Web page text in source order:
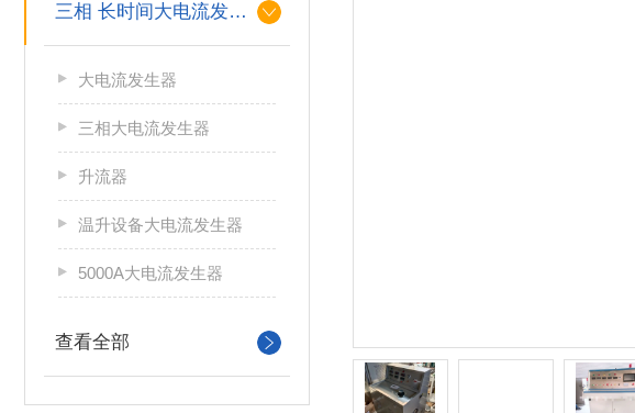
三相 长时间大电流发生器
大电流发生器
三相大电流发生器
升流器
温升设备大电流发生器
5000A大电流发生器
查看全部